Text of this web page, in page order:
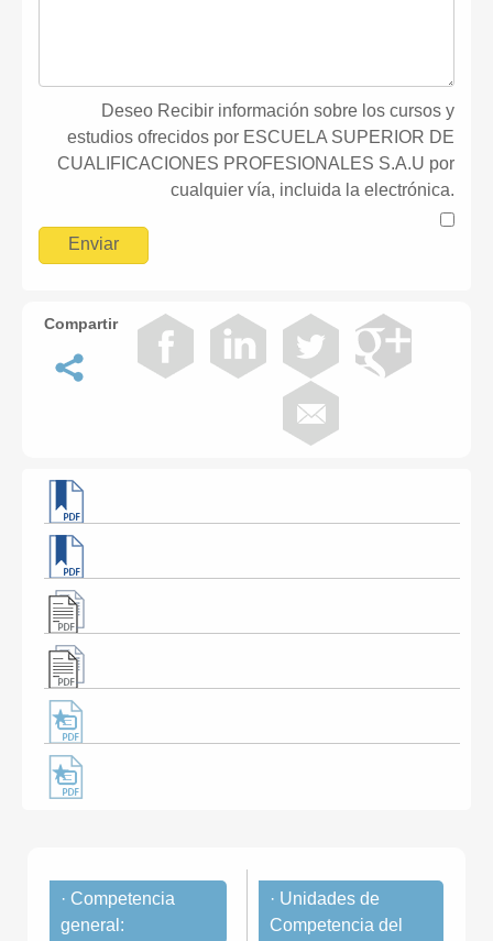
Deseo Recibir información sobre los cursos y
estudios ofrecidos por ESCUELA SUPERIOR DE
CUALIFICACIONES PROFESIONALES S.A.U por
cualquier vía, incluida la electrónica.
Compartir
· Competencia
general:
· Unidades de
Competencia del